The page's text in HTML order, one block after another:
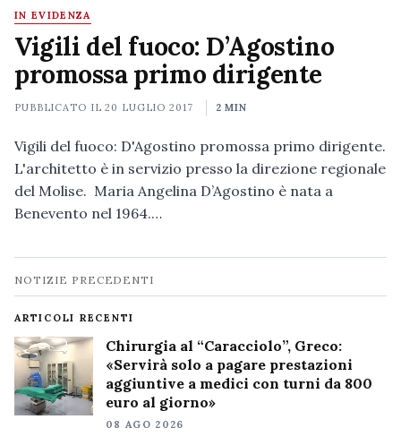
IN EVIDENZA
Vigili del fuoco: D’Agostino
promossa primo dirigente
PUBBLICATO IL20 LUGLIO 2017 2 MIN
Vigili del fuoco: D'Agostino promossa primo dirigente.
L'architetto è in servizio presso la direzione regionale
del Molise. Maria Angelina D’Agostino è nata a
Benevento nel 1964.…
Navigazione
notizie
NOTIZIE PRECEDENTI
ARTICOLI RECENTI
Chirurgia al “Caracciolo”, Greco:
«Servirà solo a pagare prestazioni
aggiuntive a medici con turni da 800
euro al giorno»
08 AGO 2026